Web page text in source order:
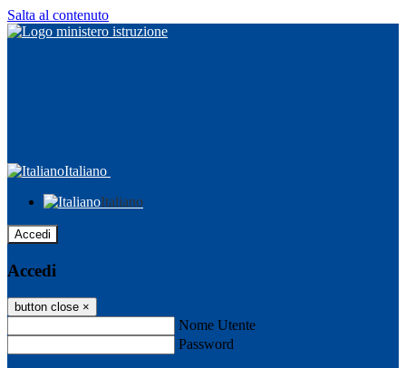
Salta al contenuto
Italiano
Italiano
Accedi
Accedi
button close ×
Nome Utente
Password